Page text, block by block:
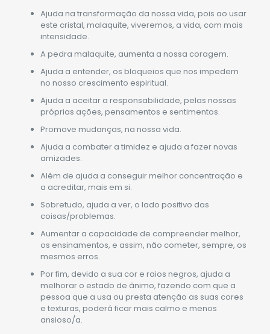
Ajuda na transformação da nossa vida, pois ao usar
este cristal, malaquite, viveremos, a vida, com mais
intensidade.
A pedra malaquite, aumenta a nossa coragem.
Ajuda a entender, os bloqueios que nos impedem
no nosso crescimento espiritual.
Ajuda a aceitar a responsabilidade, pelas nossas
próprias ações, pensamentos e sentimentos.
Promove mudanças, na nossa vida.
Ajuda a combater a timidez e ajuda a fazer novas
amizades.
Além de ajuda a conseguir melhor concentração e
a acreditar, mais em si.
Sobretudo, ajuda a ver, o lado positivo das
coisas/problemas.
Aumentar a capacidade de compreender melhor,
os ensinamentos, e assim, não cometer, sempre, os
mesmos erros.
Por fim, devido a sua cor e raios negros, ajuda a
melhorar o estado de ânimo, fazendo com que a
pessoa que a usa ou presta atenção as suas cores
e texturas, poderá ficar mais calmo e menos
ansioso/a.